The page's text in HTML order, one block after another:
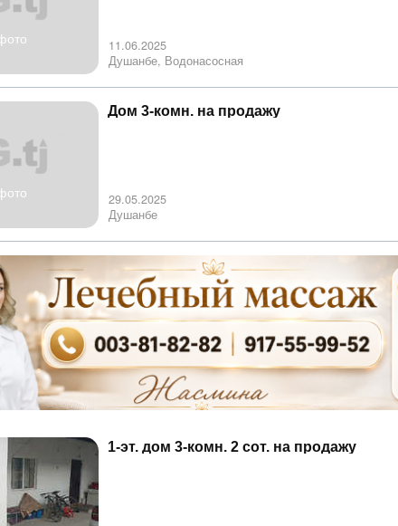
11.06.2025
Душанбе, Водонасосная
Дом 3-комн. на продажу
29.05.2025
Душанбе
1-эт. дом 3-комн. 2 сот. на продажу